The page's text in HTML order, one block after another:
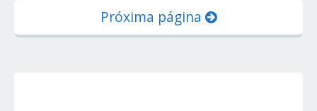
Próxima página